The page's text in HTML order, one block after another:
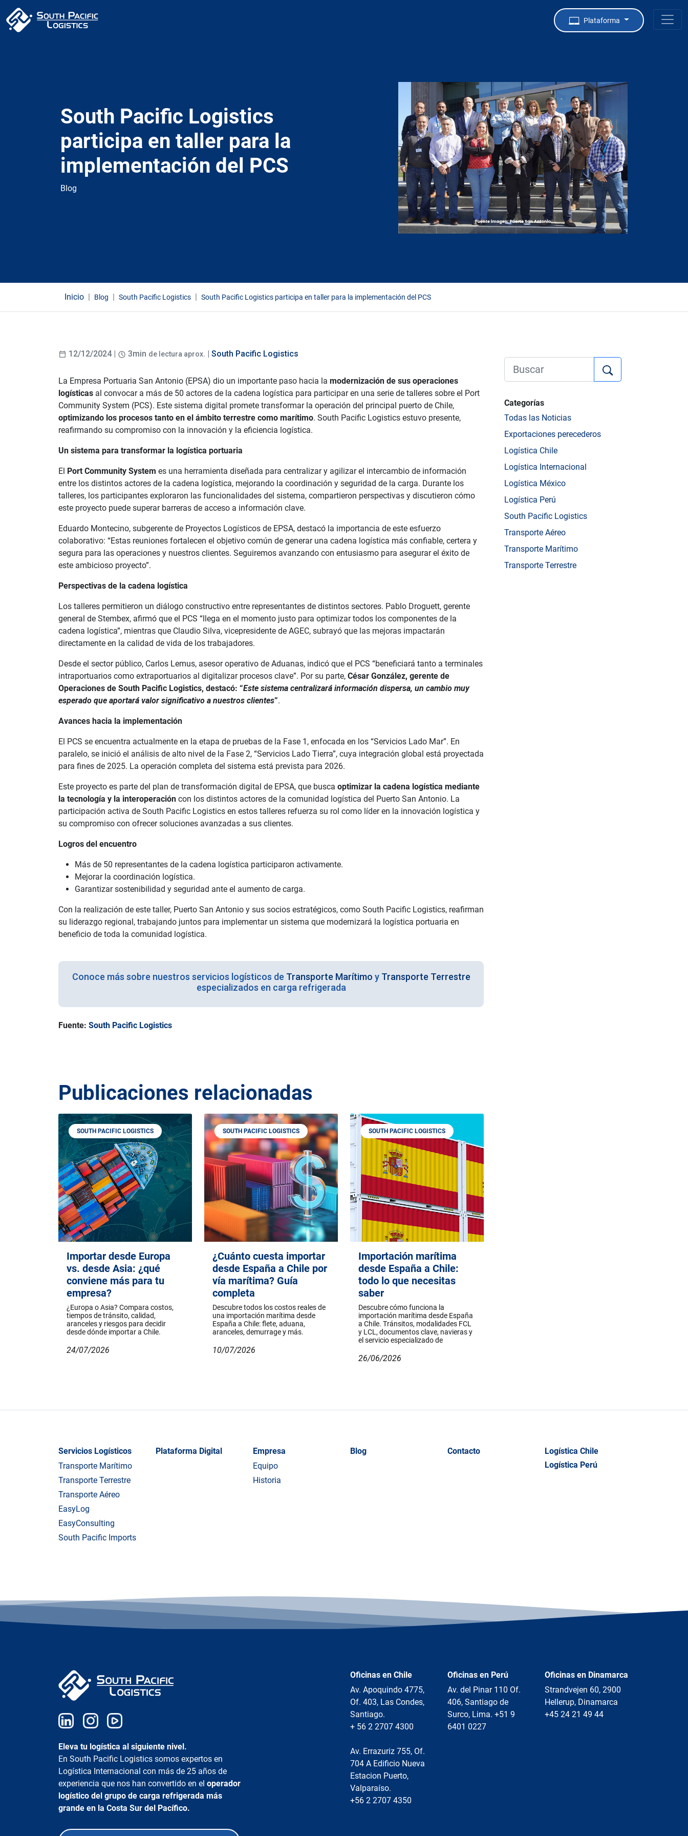
Plataforma
South Pacific Logistics
participa en taller para la
implementación del PCS
Blog
Inicio Blog South Pacific Logistics South Pacific Logistics participa en taller para la implementación del PCS
12/12/2024 | 3min de lectura aprox. | South Pacific Logistics
La Empresa Portuaria San Antonio (EPSA) dio un importante paso hacia la modernización de sus operaciones
logísticas al convocar a más de 50 actores de la cadena logística para participar en una serie de talleres sobre el Port
Community System (PCS). Este sistema digital promete transformar la operación del principal puerto de Chile,
optimizando los procesos tanto en el ámbito terrestre como marítimo. South Pacific Logistics estuvo presente,
reafirmando su compromiso con la innovación y la eficiencia logística.
Un sistema para transformar la logística portuaria
El Port Community System es una herramienta diseñada para centralizar y agilizar el intercambio de información
entre los distintos actores de la cadena logística, mejorando la coordinación y seguridad de la carga. Durante los
talleres, los participantes exploraron las funcionalidades del sistema, compartieron perspectivas y discutieron cómo
este proyecto puede superar barreras de acceso a información clave.
Eduardo Montecino, subgerente de Proyectos Logísticos de EPSA, destacó la importancia de este esfuerzo
colaborativo: “Estas reuniones fortalecen el objetivo común de generar una cadena logística más confiable, certera y
segura para las operaciones y nuestros clientes. Seguiremos avanzando con entusiasmo para asegurar el éxito de
este ambicioso proyecto”.
Perspectivas de la cadena logística
Los talleres permitieron un diálogo constructivo entre representantes de distintos sectores. Pablo Droguett, gerente
general de Stembex, afirmó que el PCS “llega en el momento justo para optimizar todos los componentes de la
cadena logística”, mientras que Claudio Silva, vicepresidente de AGEC, subrayó que las mejoras impactarán
directamente en la calidad de vida de los trabajadores.
Desde el sector público, Carlos Lemus, asesor operativo de Aduanas, indicó que el PCS “beneficiará tanto a terminales
intraportuarios como extraportuarios al digitalizar procesos clave”. Por su parte, César González, gerente de
Operaciones de South Pacific Logistics, destacó: “Este sistema centralizará información dispersa, un cambio muy
esperado que aportará valor significativo a nuestros clientes”.
Avances hacia la implementación
El PCS se encuentra actualmente en la etapa de pruebas de la Fase 1, enfocada en los “Servicios Lado Mar”. En
paralelo, se inició el análisis de alto nivel de la Fase 2, “Servicios Lado Tierra”, cuya integración global está proyectada
para fines de 2025. La operación completa del sistema está prevista para 2026.
Este proyecto es parte del plan de transformación digital de EPSA, que busca optimizar la cadena logística mediante
la tecnología y la interoperación con los distintos actores de la comunidad logística del Puerto San Antonio. La
participación activa de South Pacific Logistics en estos talleres refuerza su rol como líder en la innovación logística y
su compromiso con ofrecer soluciones avanzadas a sus clientes.
Logros del encuentro
Más de 50 representantes de la cadena logística participaron activamente.
Mejorar la coordinación logística.
Garantizar sostenibilidad y seguridad ante el aumento de carga.
Con la realización de este taller, Puerto San Antonio y sus socios estratégicos, como South Pacific Logistics, reafirman
su liderazgo regional, trabajando juntos para implementar un sistema que modernizará la logística portuaria en
beneficio de toda la comunidad logística.
Conoce más sobre nuestros servicios logísticos de Transporte Marítimo y Transporte Terrestre
especializados en carga refrigerada
Fuente: South Pacific Logistics
Publicaciones relacionadas
SOUTH PACIFIC LOGISTICS
Importar desde Europa
vs. desde Asia: ¿qué
conviene más para tu
empresa?
¿Europa o Asia? Compara costos,
tiempos de tránsito, calidad,
aranceles y riesgos para decidir
desde dónde importar a Chile.
24/07/2026
SOUTH PACIFIC LOGISTICS
¿Cuánto cuesta importar
desde España a Chile por
vía marítima? Guía
completa
Descubre todos los costos reales de
una importación marítima desde
España a Chile: flete, aduana,
aranceles, demurrage y más.
10/07/2026
SOUTH PACIFIC LOGISTICS
Importación marítima
desde España a Chile:
todo lo que necesitas
saber
Descubre cómo funciona la
importación marítima desde España
a Chile. Tránsitos, modalidades FCL
y LCL, documentos clave, navieras y
el servicio especializado de
26/06/2026
Categorías
Todas las Noticias
Exportaciones perecederos
Logística Chile
Logística Internacional
Logística México
Logística Perú
South Pacific Logistics
Transporte Aéreo
Transporte Marítimo
Transporte Terrestre
Servicios Logísticos
Transporte Marítimo
Transporte Terrestre
Transporte Aéreo
EasyLog
EasyConsulting
South Pacific Imports
Plataforma Digital
Empresa
Equipo
Historia
Blog Contacto
Logística Chile
Logística Perú
Eleva tu logística al siguiente nivel.
En South Pacific Logistics somos expertos en
Logística Internacional con más de 25 años de
experiencia que nos han convertido en el operador
logístico del grupo de carga refrigerada más
grande en la Costa Sur del Pacífico.
Oficinas en Chile
Av. Apoquindo 4775,
Of. 403, Las Condes,
Santiago.
+ 56 2 2707 4300
Av. Errazuriz 755, Of.
704 A Edificio Nueva
Estacion Puerto,
Valparaíso.
+56 2 2707 4350
Oficinas en Perú
Av. del Pinar 110 Of.
406, Santiago de
Surco, Lima. +51 9
6401 0227
Oficinas en Dinamarca
Strandvejen 60, 2900
Hellerup, Dinamarca
+45 24 21 49 44